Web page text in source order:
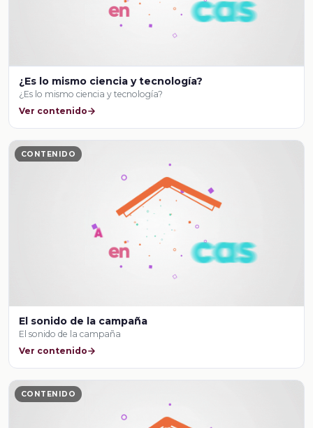
¿Es lo mismo ciencia y tecnología?
¿Es lo mismo ciencia y tecnología?
Ver contenido
CONTENIDO
El sonido de la campaña
El sonido de la campaña
Ver contenido
CONTENIDO